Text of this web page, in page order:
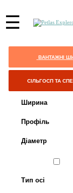
☰
ВАНТАЖНІ
СІЛЬГОСП ТА
Ширина
Профіль
Діаметр
Тип осі